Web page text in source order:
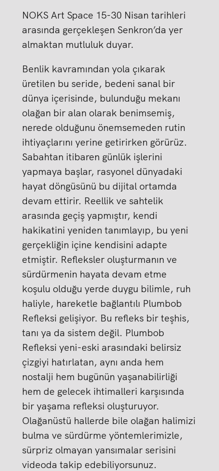
NOKS Art Space 15-30 Nisan tarihleri
arasında gerçekleşen Senkron’da yer
almaktan mutluluk duyar.
Benlik kavramından yola çıkarak
üretilen bu seride, bedeni sanal bir
dünya içerisinde, bulunduğu mekanı
olağan bir alan olarak benimsemiş,
nerede olduğunu önemsemeden rutin
ihtiyaçlarını yerine getirirken görürüz.
Sabahtan itibaren günlük işlerini
yapmaya başlar, rasyonel dünyadaki
hayat döngüsünü bu dijital ortamda
devam ettirir. Reellik ve sahtelik
arasında geçiş yapmıştır, kendi
hakikatini yeniden tanımlayıp, bu yeni
gerçekliğin içine kendisini adapte
etmiştir. Refleksler oluşturmanın ve
sürdürmenin hayata devam etme
koşulu olduğu yerde duygu bilimle, ruh
haliyle, hareketle bağlantılı Plumbob
Refleksi gelişiyor. Bu refleks bir teşhis,
tanı ya da sistem değil. Plumbob
Refleksi yeni-eski arasındaki belirsiz
çizgiyi hatırlatan, aynı anda hem
nostalji hem bugünün yaşanabilirliği
hem de gelecek ihtimalleri karşısında
bir yaşama refleksi oluşturuyor.
Olağanüstü hallerde bile olağan halimizi
bulma ve sürdürme yöntemlerimizle,
sürpriz olmayan yansımalar serisini
videoda takip edebiliyorsunuz.